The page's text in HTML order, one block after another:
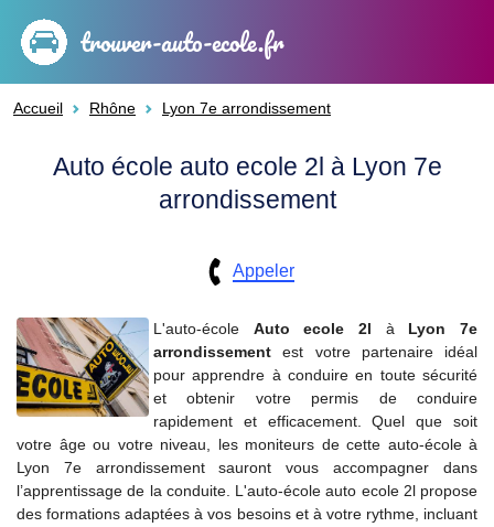
trouver-auto-ecole.fr
Accueil Rhône Lyon 7e arrondissement
Auto école auto ecole 2l à Lyon 7e
arrondissement
Appeler
L'auto-école Auto ecole 2l à Lyon 7e
arrondissement est votre partenaire idéal
pour apprendre à conduire en toute sécurité
et obtenir votre permis de conduire
rapidement et efficacement. Quel que soit
votre âge ou votre niveau, les moniteurs de cette auto-école à
Lyon 7e arrondissement sauront vous accompagner dans
l’apprentissage de la conduite. L'auto-école auto ecole 2l propose
des formations adaptées à vos besoins et à votre rythme, incluant